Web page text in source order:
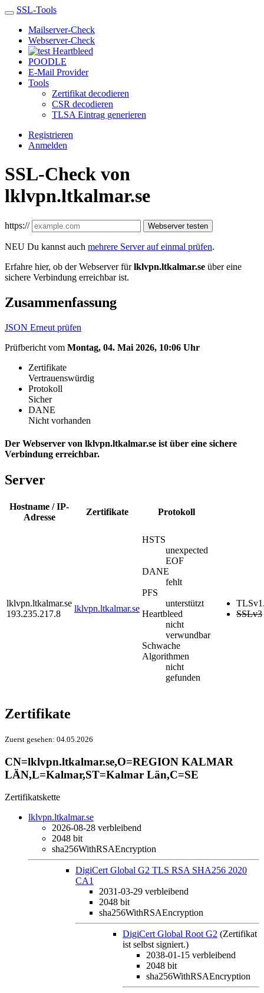
SSL-Tools
Mailserver-Check
Webserver-Check
Heartbleed
POODLE
E-Mail Provider
Tools
Zertifikat decodieren
CSR decodieren
TLSA Eintrag generieren
Registrieren
Anmelden
SSL-Check von
lklvpn.ltkalmar.se
https:// Webserver testen
NEU Du kannst auch mehrere Server auf einmal prüfen.
Erfahre hier, ob der Webserver fürlklvpn.ltkalmar.se über eine
sichere Verbindung erreichbar ist.
Zusammenfassung
JSON Erneut prüfen
Prüfbericht vom Montag, 04. Mai 2026, 10:06 Uhr
Zertifikate
Vertrauenswürdig
Protokoll
Sicher
DANE
Nicht vorhanden
Der Webserver von lklvpn.ltkalmar.se ist über eine sichere
Verbindung erreichbar.
Server
Hostname / IP-
Adresse
Zertifikate Protokoll
lklvpn.ltkalmar.se
193.235.217.8
lklvpn.ltkalmar.se
HSTS
unexpected
EOF
DANE
fehlt
PFS
unterstützt
Heartbleed
nicht
verwundbar
Schwache
Algorithmen
nicht
gefunden
SSLv3
Zertifikate
Zuerst gesehen: 04.05.2026
CN=lklvpn.ltkalmar.se,O=REGION KALMAR
LÄN,L=Kalmar,ST=Kalmar Län,C=SE
Zertifikatskette
lklvpn.ltkalmar.se
2026-08-28 verbleibend
2048 bit
sha256WithRSAEncryption
DigiCert Global G2 TLS RSA SHA256 2020
CA1
2031-03-29 verbleibend
2048 bit
sha256WithRSAEncryption
DigiCert Global Root G2 (Zertifikat
ist selbst signiert.)
2038-01-15 verbleibend
2048 bit
sha256WithRSAEncryption